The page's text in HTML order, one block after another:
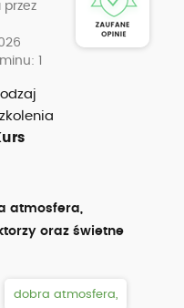
przez
1
atmosfera,
oraz świetne
dobra atmosfera,